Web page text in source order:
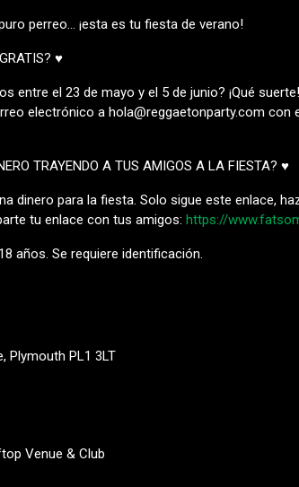
perreo… ¡esta es tu fiesta de verano!
♥
entre el 23 de mayo y el 5 de junio? ¡Qué
electrónico a hola@reggaetonparty.com con
TRAYENDO A TUS AMIGOS A LA FIESTA? ♥
dinero para la fiesta. Solo sigue este enlace,
tu enlace con tus amigos: https://
años. Se requiere identificación.
Plymouth PL1 3LT
Venue & Club